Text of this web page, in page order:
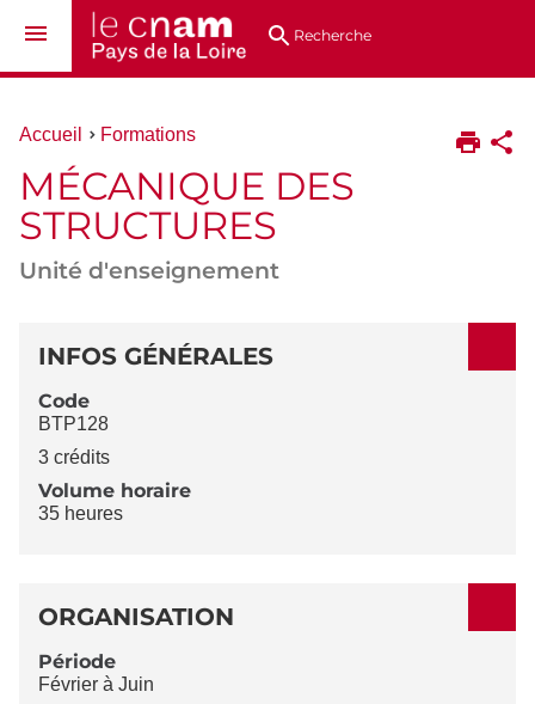
au
directsRecherche
Vous
ici :
Accueil Formations
MÉCANIQUE DES
STRUCTURES
Unité d'enseignement
DÉTAILS
INFOS GÉNÉRALES
Code
BTP128
3 crédits
Volume horaire
35 heures
ORGANISATION
Période
Février à Juin